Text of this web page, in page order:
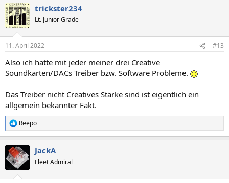
k
t
i
e
:
trickster234
Lt. Junior Grade
11. April 2022 #13
Also ich hatte mit jeder meiner drei Creative
Soundkarten/DACs Treiber bzw. Software Probleme.
Das Treiber nicht Creatives Stärke sind ist eigentlich ein
allgemein bekannter Fakt.
R
e
k
t
i
Reepo
JackA
Fleet Admiral